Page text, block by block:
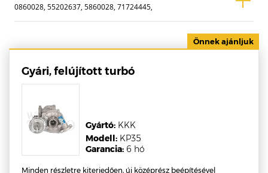
0860028, 55202637, 5860028, 71724445,
71724447, 71724552, 71724553, 93191833 ,
Gyári, felújított turbó
Garancia: 6 hó
Modell: KP35
Gyártó: KKK
Minden részletre kiterjedően, új középrész beépítésével